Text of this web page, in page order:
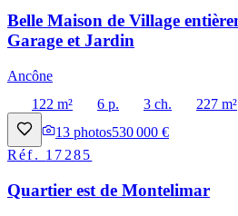
Belle Maison de Village
Garage et Jardin
Ancône
122 m²
6 p. 3 ch.
227 m²
13 photos530 000 €
Réf. 17285
Quartier est de Montelimar